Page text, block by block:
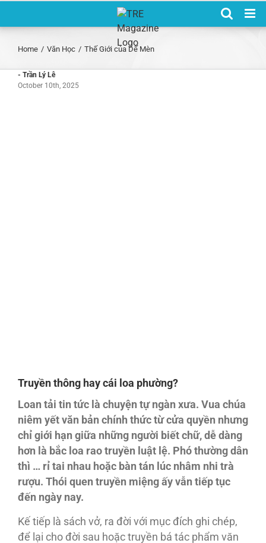
Home / Văn Học / Thế Giới của Dế Mèn
- Trần Lý Lê
October 10th, 2025
Truyền thông hay cái loa phường?
Loan tải tin tức là chuyện tự ngàn xưa. Vua chúa
niêm yết văn bản chính thức từ cửa quyền nhưng
chỉ giới hạn giữa những người biết chữ, dễ dàng
hơn là bắc loa rao truyền luật lệ. Phó thường dân
thì … rỉ tai nhau hoặc bàn tán lúc nhâm nhi trà
rượu. Thói quen truyền miệng ấy vẫn tiếp tục
đến ngày nay.
Kế tiếp là sách vở, ra đời với mục đích ghi chép,
để lại cho đời sau hoặc truyền bá tác phẩm văn